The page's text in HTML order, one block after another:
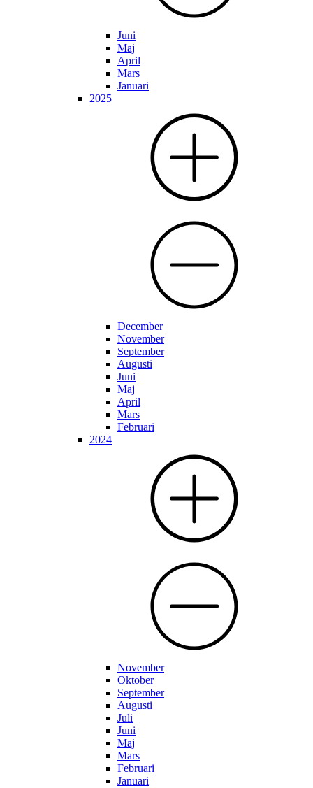
Juni
Maj
April
Mars
Januari
2025
December
November
September
Augusti
Juni
Maj
April
Mars
Februari
2024
November
Oktober
September
Augusti
Juli
Juni
Maj
Mars
Februari
Januari